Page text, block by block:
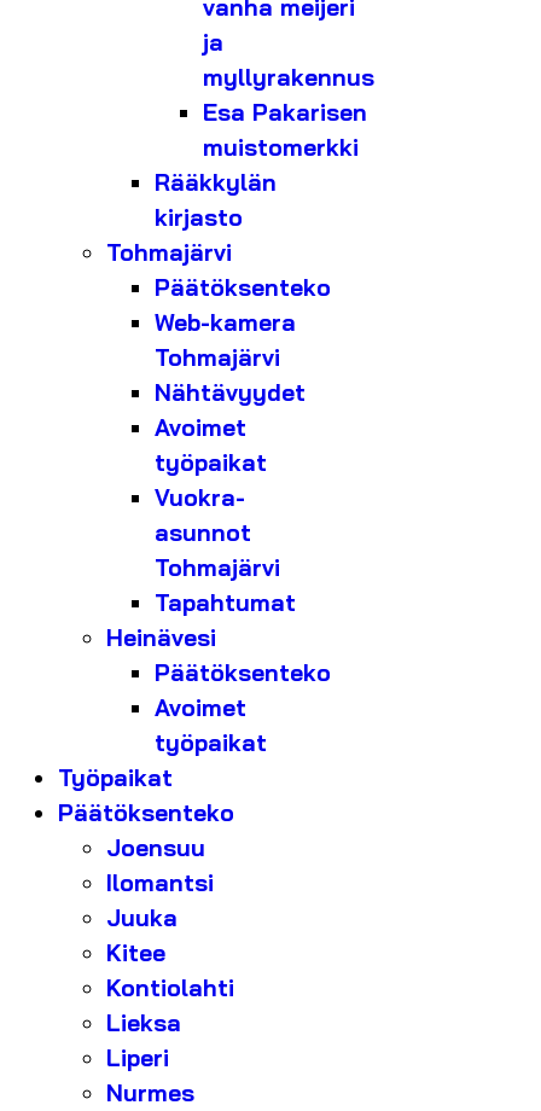
vanha meijeri
ja
myllyrakennus
Esa Pakarisen
muistomerkki
Rääkkylän
kirjasto
Tohmajärvi
Päätöksenteko
Web-kamera
Tohmajärvi
Nähtävyydet
Avoimet
työpaikat
Vuokra-
asunnot
Tohmajärvi
Tapahtumat
Heinävesi
Päätöksenteko
Avoimet
työpaikat
Työpaikat
Päätöksenteko
Joensuu
Ilomantsi
Juuka
Kitee
Kontiolahti
Lieksa
Liperi
Nurmes